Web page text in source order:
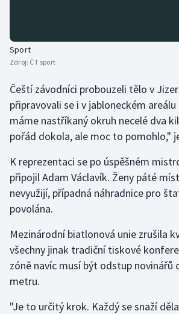
Sport
Zdroj: ČT sport
Čeští závodníci probouzeli tělo v
připravovali se i v jabloneckém
máme nastříkaný okruh necelé dva
pořád dokola, ale moc to pomohlo,"
K reprezentaci se po úspěšném
připojil Adam Václavík. Ženy páté
nevyužijí, případná náhradnice pro
povolána.
Mezinárodní biatlonová unie zrušila
všechny jinak tradiční tiskové
zóně navíc musí být odstup novinářů
metru.
"Je to určitý krok. Každý se snaží